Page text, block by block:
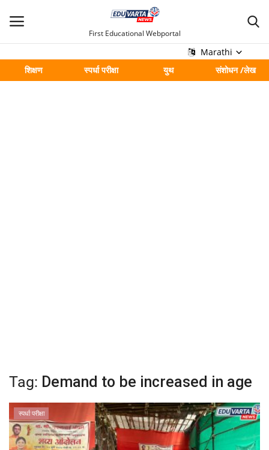
First Educational Webportal
Marathi
शिक्षण
स्पर्धा परीक्षा युथ संशोधन /लेख
मुख्य
मनोरंजन
गॅलरी
Tag: Demand to be increased in age
स्पर्धा परीक्षा